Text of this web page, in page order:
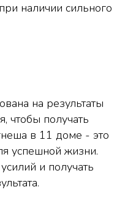
наличии сильного
на результаты
чтобы получать
в 11 доме - это
успешной жизни.
и получать